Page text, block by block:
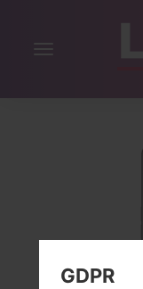
Navigation
GDPR